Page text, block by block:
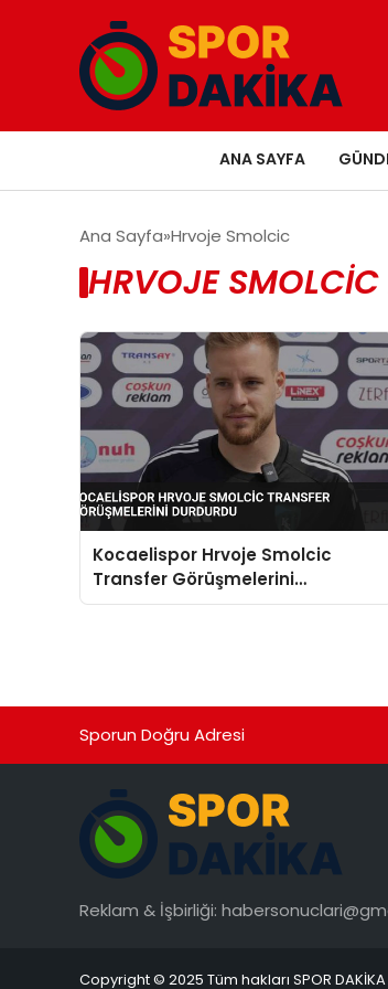
ANA SAYFA
Ana Sayfa Hrvoje Smolcic
HRVOJE SMOLCIC
Kocaelispor Hrvoje Smolcic
Transfer Görüşmelerini
Durdurdu
Sporun Doğru Adresi
Reklam & İşbirliği:
Copyright © 2025 Tüm hakları SPOR DAKİKA